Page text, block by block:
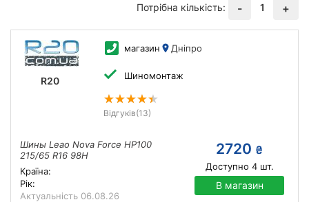
Потрібна кількість:
- 1 +
R20
магазин Дніпро
Шиномонтаж
Відгуків(13)
Шины Leao Nova Force HP100
215/65 R16 98H
Країна:
Рік:
Актуальність 06.08.26
2720 ₴
Доступно 4шт.
В магазин